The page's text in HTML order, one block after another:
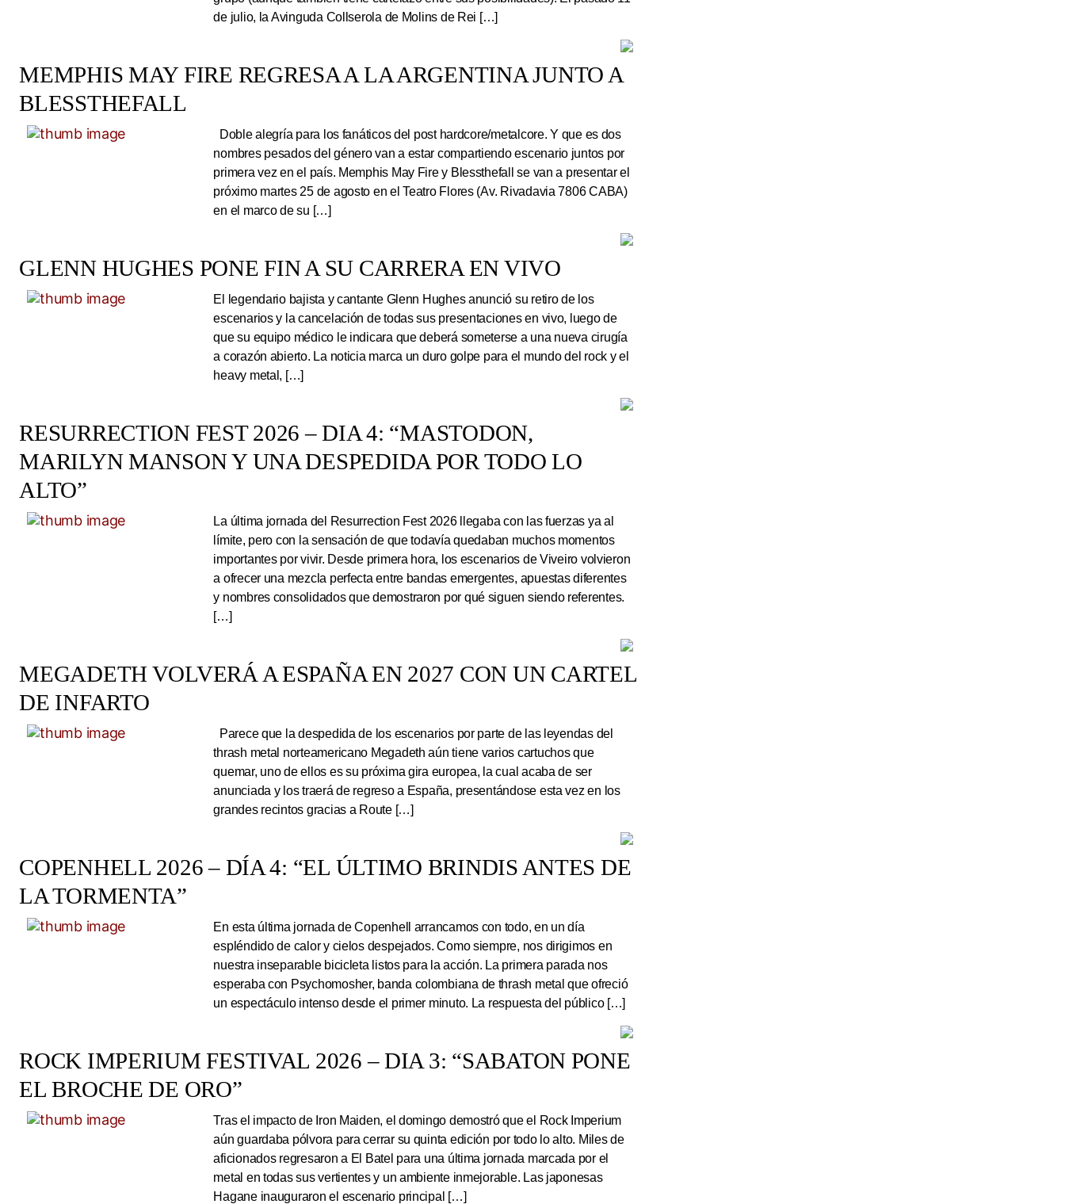
de julio, la Avinguda Collserola de Molins de Rei […]
MEMPHIS MAY FIRE REGRESA A LA ARGENTINA JUNTO A
BLESSTHEFALL
Doble alegría para los fanáticos del post hardcore/metalcore. Y que es dos
nombres pesados del género van a estar compartiendo escenario juntos por
primera vez en el país. Memphis May Fire y Blessthefall se van a presentar el
próximo martes 25 de agosto en el Teatro Flores (Av. Rivadavia 7806 CABA)
en el marco de su […]
GLENN HUGHES PONE FIN A SU CARRERA EN VIVO
El legendario bajista y cantante Glenn Hughes anunció su retiro de los
escenarios y la cancelación de todas sus presentaciones en vivo, luego de
que su equipo médico le indicara que deberá someterse a una nueva cirugía
a corazón abierto. La noticia marca un duro golpe para el mundo del rock y el
heavy metal, […]
RESURRECTION FEST 2026 – DIA 4: “MASTODON,
MARILYN MANSON Y UNA DESPEDIDA POR TODO LO
ALTO”
La última jornada del Resurrection Fest 2026 llegaba con las fuerzas ya al
límite, pero con la sensación de que todavía quedaban muchos momentos
importantes por vivir. Desde primera hora, los escenarios de Viveiro volvieron
a ofrecer una mezcla perfecta entre bandas emergentes, apuestas diferentes
y nombres consolidados que demostraron por qué siguen siendo referentes.
[…]
MEGADETH VOLVERÁ A ESPAÑA EN 2027 CON UN CARTEL
DE INFARTO
Parece que la despedida de los escenarios por parte de las leyendas del
thrash metal norteamericano Megadeth aún tiene varios cartuchos que
quemar, uno de ellos es su próxima gira europea, la cual acaba de ser
anunciada y los traerá de regreso a España, presentándose esta vez en los
grandes recintos gracias a Route […]
COPENHELL 2026 – DÍA 4: “EL ÚLTIMO BRINDIS ANTES DE
LA TORMENTA”
En esta última jornada de Copenhell arrancamos con todo, en un día
espléndido de calor y cielos despejados. Como siempre, nos dirigimos en
nuestra inseparable bicicleta listos para la acción. La primera parada nos
esperaba con Psychomosher, banda colombiana de thrash metal que ofreció
un espectáculo intenso desde el primer minuto. La respuesta del público […]
ROCK IMPERIUM FESTIVAL 2026 – DIA 3: “SABATON PONE
EL BROCHE DE ORO”
Tras el impacto de Iron Maiden, el domingo demostró que el Rock Imperium
aún guardaba pólvora para cerrar su quinta edición por todo lo alto. Miles de
aficionados regresaron a El Batel para una última jornada marcada por el
metal en todas sus vertientes y un ambiente inmejorable. Las japonesas
Hagane inauguraron el escenario principal […]